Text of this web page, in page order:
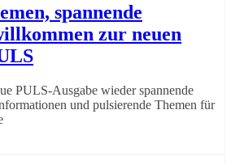
spannende
zur neuen
PULS-Ausgabe wieder spannende
und pulsierende Themen für